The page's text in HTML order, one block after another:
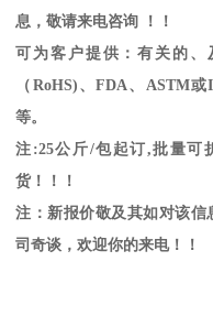
息，敬请来电咨询 ！！
可为客户提供：有关的、
（ RoHS) 、FDA、 ASTM或
等。
注 :25公斤/包起订,批量可
货！！！
注：新报价敬及其如对该
司奇谈，欢迎你的来电！！